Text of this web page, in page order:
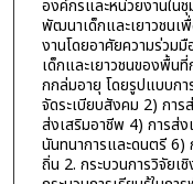
องค์กรและหน่วยงานใน
พัฒนาเด็กและเยาวชนเ
งานโดยอาศัยความร่วม
เด็กและเยาวชนของพื้น
กกล่มอายุ โดยรูปแบบก
จัดระเบียบสังคม 2) กา
ส่งเสริมอาชีพ 4) การส่
นันทนาการและดนตรี
ถิ่น 2. กระบวนการวิจัยเ